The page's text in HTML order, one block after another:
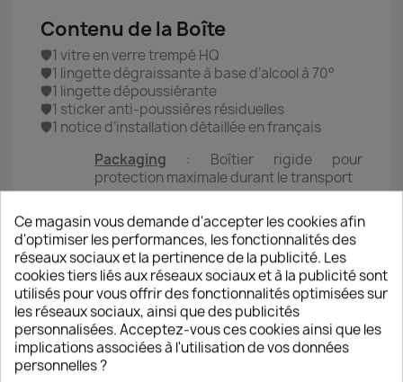
Contenu de la Boîte
🛡️1 vitre en verre trempé HQ
🛡️1 lingette dégraissante à base d’alcool à 70°
🛡️1 lingette dépoussiérante
🛡️1 sticker anti-poussières résiduelles
🛡️1 notice d’installation détaillée en français
Packaging : Boîtier rigide pour
protection maximale durant le transport
Méthode de pose de la vitre
● 1 ● Utiliser la lingette N°1 dégraissant afin
d’enlever toutes traces de graisses et/ou de colle.
● 2 ● Utiliser la lingette N°2 dépoussiérante afin
de sécher l’alcool et supprimer l’ensemble des
poussières sur l’écran.
● 3 ● Utiliser l’autocollant anti-poussière pour
Ce magasin vous demande d'accepter les cookies afin
d'optimiser les performances, les fonctionnalités des
réseaux sociaux et la pertinence de la publicité. Les
cookies tiers liés aux réseaux sociaux et à la publicité sont
utilisés pour vous offrir des fonctionnalités optimisées sur
les réseaux sociaux, ainsi que des publicités
personnalisées. Acceptez-vous ces cookies ainsi que les
implications associées à l'utilisation de vos données
personnelles ?